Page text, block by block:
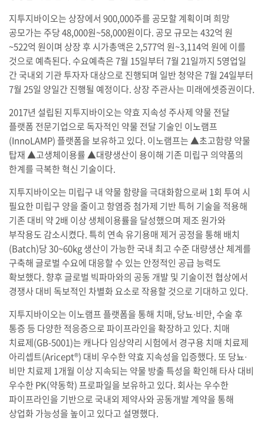
지투지바이오는 상장에서 900,000주를 공모할 계획이며 희망
공모가는 주당 48,000원~58,000원이다. 공모 규모는 432억 원
~522억 원이며 상장 후 시가총액은 2,577억 원~3,114억 원에 이를
것으로 예측된다. 수요예측은 7월 15일부터 7월 21일까지 5영업일
간 국내외 기관 투자자 대상으로 진행되며 일반 청약은 7월 24일부터
7월 25일 양일간 진행될 예정이다. 상장 주관사는 미래에셋증권이다.
2017년 설립된 지투지바이오는 약효 지속성 주사제 약물 전달
플랫폼 전문기업으로 독자적인 약물 전달 기술인 이노램프
(InnoLAMP) 플랫폼을 보유하고 있다. 이노램프는 ▲초고함량 약물
탑재 ▲고생체이용률 ▲대량생산이 용이해 기존 미립구 의약품의
한계를 극복한 혁신 기술이다.
지투지바이오는 미립구 내 약물 함량을 극대화함으로써 1회 투여 시
필요한 미립구 양을 줄이고 항염증 첨가제 기반 특허 기술을 적용해
기존 대비 약 2배 이상 생체이용률을 달성했으며 제조 원가와
부작용도 감소시켰다. 특히 연속 유기용매 제거 공정을 통해 배치
(Batch)당 30~60kg 생산이 가능한 국내 최고 수준 대량생산 체계를
구축해 글로벌 수요에 대응할 수 있는 안정적인 공급 능력도
확보했다. 향후 글로벌 빅파마와의 공동 개발 및 기술이전 협상에서
경쟁사 대비 독보적인 차별화 요소로 작용할 것으로 기대하고 있다.
지투지바이오는 이노램프 플랫폼을 통해 치매, 당뇨∙비만, 수술 후
통증 등 다양한 적응증으로 파이프라인을 확장하고 있다. 치매
치료제(GB-5001)는 캐나다 임상약리 시험에서 경구용 치매 치료제
아리셉트(Aricept®) 대비 우수한 약효 지속성을 입증했다. 또 당뇨∙
비만 치료제 1개월 이상 지속되는 약물 방출 특성을 확인해 타사 대비
우수한 PK(약동학) 프로파일을 보유하고 있다. 회사는 우수한
파이프라인을 기반으로 국내외 제약사와 공동개발 계약을 통해
상업화 가능성을 높이고 있다고 설명했다.